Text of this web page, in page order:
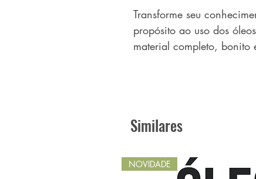
Transforme seu
propósito ao uso dos
material completo, bonito
Similares
NOVIDADE